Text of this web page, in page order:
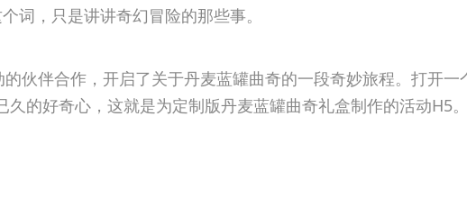
词，只是讲讲奇幻冒险的那些事。
伙伴合作，开启了关于丹麦蓝罐曲奇的一段奇妙旅程。打开一
的好奇心，这就是为定制版丹麦蓝罐曲奇礼盒制作的活动H5。